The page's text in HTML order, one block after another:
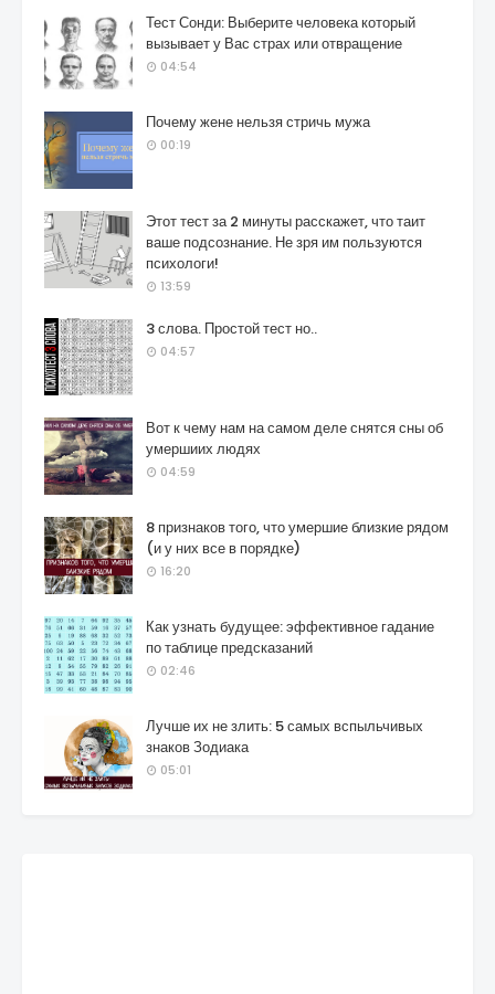
Тест Сонди: Выберите человека который
вызывает у Вас страх или отвращение
04:54
Почему жене нельзя стричь мужа
00:19
Этот тест за 2 минуты расскажет, что таит
ваше подсознание. Не зря им пользуются
психологи!
13:59
3 слова. Простой тест но..
04:57
Вот к чему нам на самом деле снятся сны об
умершиих людях
04:59
8 признаков того, что умершие близкие рядом
(и у них все в порядке)
16:20
Как узнать будущее: эффективное гадание
по таблице предсказаний
02:46
Лучше их не злить: 5 самых вспыльчивых
знаков Зодиака
05:01